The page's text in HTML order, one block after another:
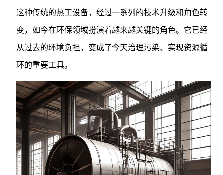
这种传统的热工设备，经过一系列的技术升级和角色转
变，如今在环保领域扮演着越来越关键的角色。它已经
从过去的环境负担，变成了今天治理污染、实现资源循
环的重要工具。